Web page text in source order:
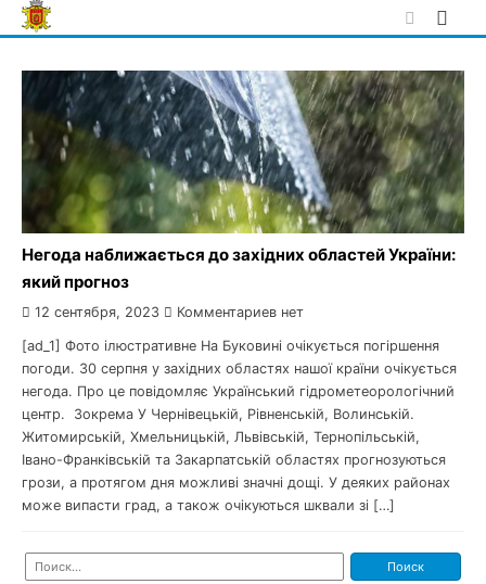
Skip
to
Негода наближається до західних областей України:
який прогноз
12 сентября, 2023 Комментариев нет
[ad_1] Фото ілюстративне На Буковині очікується погіршення
погоди. 30 серпня у західних областях нашої країни очікується
негода. Про це повідомляє Український гідрометеорологічний
центр. Зокрема У Чернівецькій, Рівненській, Волинській.
Житомирській, Хмельницькій, Львівській, Тернопільській,
Івано-Франківській та Закарпатській областях прогнозуються
грози, а протягом дня можливі значні дощі. У деяких районах
може випасти град, а також очікуються шквали зі […]
Найти: